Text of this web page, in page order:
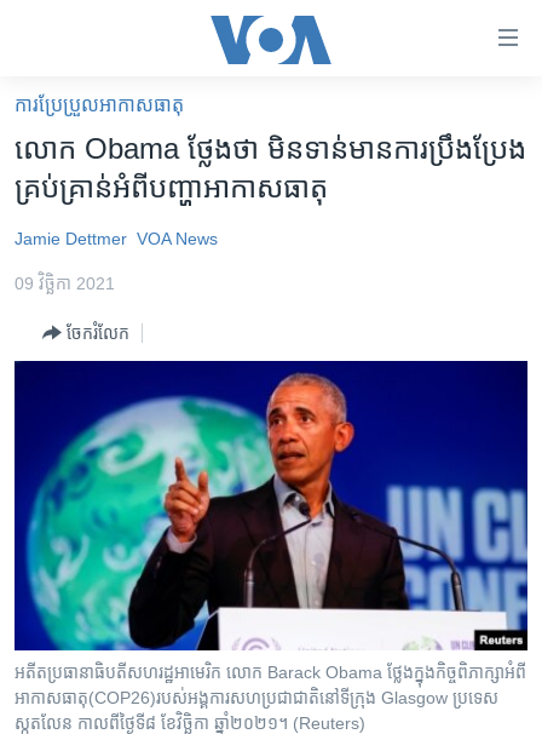
គេហទំព័រ​
ទាក់ទង
និង​
ទំព័រ​
សម្ព័ន្ធ​
រំលង​
ចូល​
ទៅ​
កាន់​
អន្តរជាតិ
ហេឡូវីអូអេ
កម្ពុជាច្នៃប្រតិដ្ឋ
ទូរទស្សន៍ / វីដេអូ​
វិទ្យុ / ផតខាសថ៍
កម្មវិធីទាំងអស់
Khmer English
បណ្តាញ​សង្គម
ការប្រែប្រួលអាកាសធាតុ
លោក​ Obama​ ថ្លែងថា ​មិនទាន់​មាន​ការ​ប្រឹងប្រែង​
គ្រប់គ្រាន់​អំពី​បញ្ហា​អាកាសធាតុ
Jamie Dettmer VOA News
09 វិច្ឆិកា 2021
ចែករំលែក
អតីត​ប្រធានាធិបតី​សហ​រដ្ឋ​អាមេរិក​ លោក​ Barack Obama​ ថ្លែង​ក្នុង​​កិច្ច​ពិភាក្សា​អំពី​
អាកាសធាតុ​(COP26)របស់​អង្គការ​សហ​ប្រជាជាតិ​នៅ​ទីក្រុង ​Glasgow ​ប្រទេស​
ស្កុតលែន កាលពីថ្ងៃទី៨ ខែវិច្ឆិកា ឆ្នាំ២០២១។ (Reuters)